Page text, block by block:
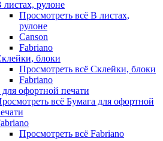
листах, рулоне
Просмотреть всё В листах,
рулоне
Canson
Fabriano
блоки
Просмотреть всё Склейки, блоки
Fabriano
для офортной печати
всё Бумага для офортной
Просмотреть всё Fabriano